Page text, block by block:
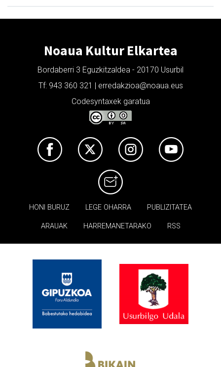
Noaua Kultur Elkartea
Bordaberri 3 Eguzkitzaldea - 20170 Usurbil
Tf: 943 360 321 | erredakzioa@noaua.eus
Codesyntaxek garatua
HONI BURUZ LEGE OHARRA PUBLIZITATEA
ARAUAK HARREMANETARAKO RSS